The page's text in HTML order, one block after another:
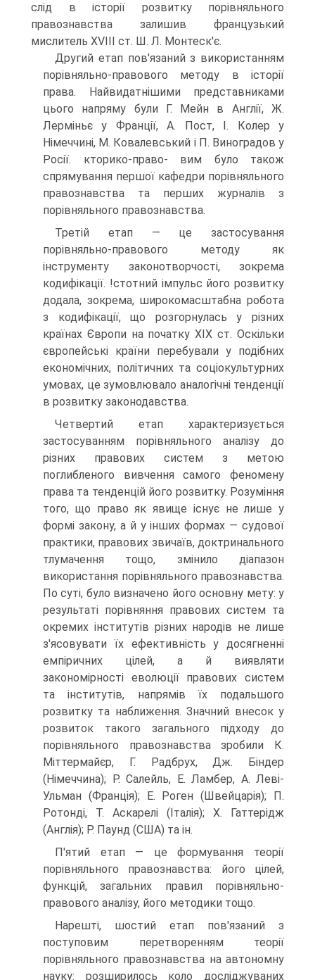
слід в історії розвитку порівняльного
правознавства залишив французький
мислитель XVIII ст. Ш. Л. Монтеск'є.
Другий етап пов'язаний з використанням
порівняльно-правового методу в історії
права. Найвидатнішими представниками
цього напряму були Г. Мейн в Англії, Ж.
Лерміньє у Франції, А. Пост, I. Колер у
Німеччині, М. Ковалевський і П. Виноградов у
Росії. кторико-право- вим було також
спрямування першої кафедри порівняльного
правознавства та перших журналів з
порівняльного правознавства.
Третій етап — це застосування
порівняльно-правового методу як
інструменту законотворчості, зокрема
кодифікації. !стотний імпульс його розвитку
додала, зокрема, широкомасштабна робота
з кодифікації, що розгорнулась у різних
країнах Європи на початку XIX ст. Оскільки
європейські країни перебували у подібних
економічних, політичних та соціокультурних
умовах, це зумовлювало аналогічні тенденції
в розвитку законодавства.
Четвертий етап характеризується
застосуванням порівняльного аналізу до
різних правових систем з метою
поглибленого вивчення самого феномену
права та тенденцій його розвитку. Розуміння
того, що право як явище існує не лише у
формі закону, а й у інших формах — судової
практики, правових звичаїв, доктринального
тлумачення тощо, змінило діапазон
використання порівняльного правознавства.
По суті, було визначено його основну мету: у
результаті порівняння правових систем та
окремих інститутів різних народів не лише
з'ясовувати їх ефективність у досягненні
емпіричних цілей, а й виявляти
закономірності еволюції правових систем
та інститутів, напрямів їх подальшого
розвитку та наближення. Значний внесок у
розвиток такого загального підходу до
порівняльного правознавства зробили К.
Міттермайєр, Г. Радбрух, Дж. Біндер
(Німеччина); Р. Салейль, Е. Ламбер, А. Леві-
Ульман (Франція); Е. Роген (Швейцарія); П.
Ротонді, Т. Аскарелі (Італія); X. Гаттерідж
(Англія); Р. Паунд (США) та ін.
П'ятий етап — це формування теорії
порівняльного правознавства: його цілей,
функцій, загальних правил порівняльно-
правового аналізу, його методики тощо.
Нарешті, шостий етап пов'язаний з
поступовим перетворенням теорії
порівняльного правознавства на автономну
науку: розширилось коло досліджуваних